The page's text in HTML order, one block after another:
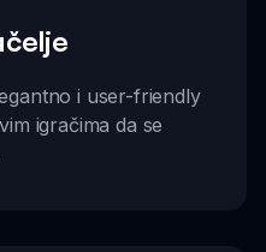
i user-friendly
igračima da se